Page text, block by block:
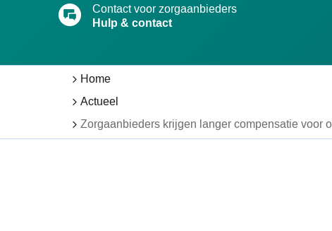
Contact voor zorgaanbieders
Hulp & contact
Home
Actueel
Zorgaanbieders krijgen langer compensatie voor